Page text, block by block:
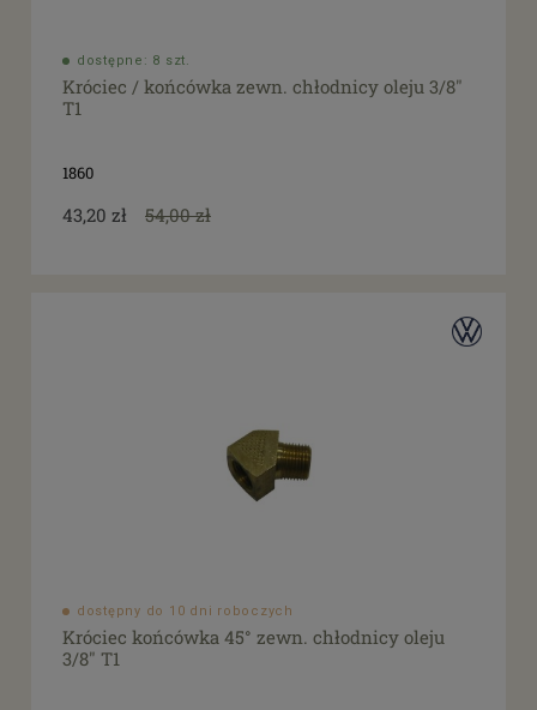
dostępne: 8 szt.
Króciec / końcówka zewn. chłodnicy oleju 3/8"
T1
1860
43,20 zł 54,00 zł
dostępny do 10 dni roboczych
Króciec końcówka 45° zewn. chłodnicy oleju
3/8" T1